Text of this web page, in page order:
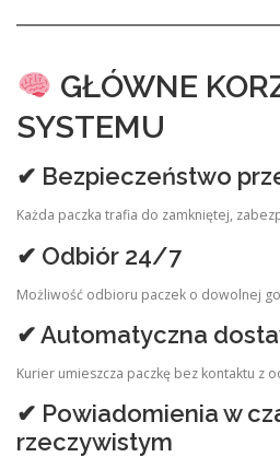
GŁÓWNE
SYSTEMU
✔ Bezpieczeństwo
Każda paczka trafia do zamkniętej,
✔ Odbiór 24/7
Możliwość odbioru paczek o dowolnej
✔ Automatyczna
Kurier umieszcza paczkę bez kontaktu z
✔ Powiadomienia w
rzeczywistym